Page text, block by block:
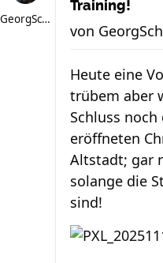
GeorgSchoenegger
Training!
von
Heute eine
trübem aber
Schluss
eröffneten
Altstadt; gar
solange die
sind!